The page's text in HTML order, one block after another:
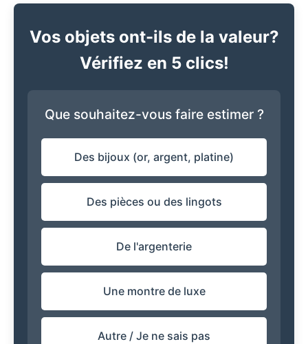
Vos objets ont-ils de la valeur?
Vérifiez en 5 clics!
Que souhaitez-vous faire estimer ?
Des bijoux (or, argent, platine)
Des pièces ou des lingots
De l'argenterie
Une montre de luxe
Autre / Je ne sais pas